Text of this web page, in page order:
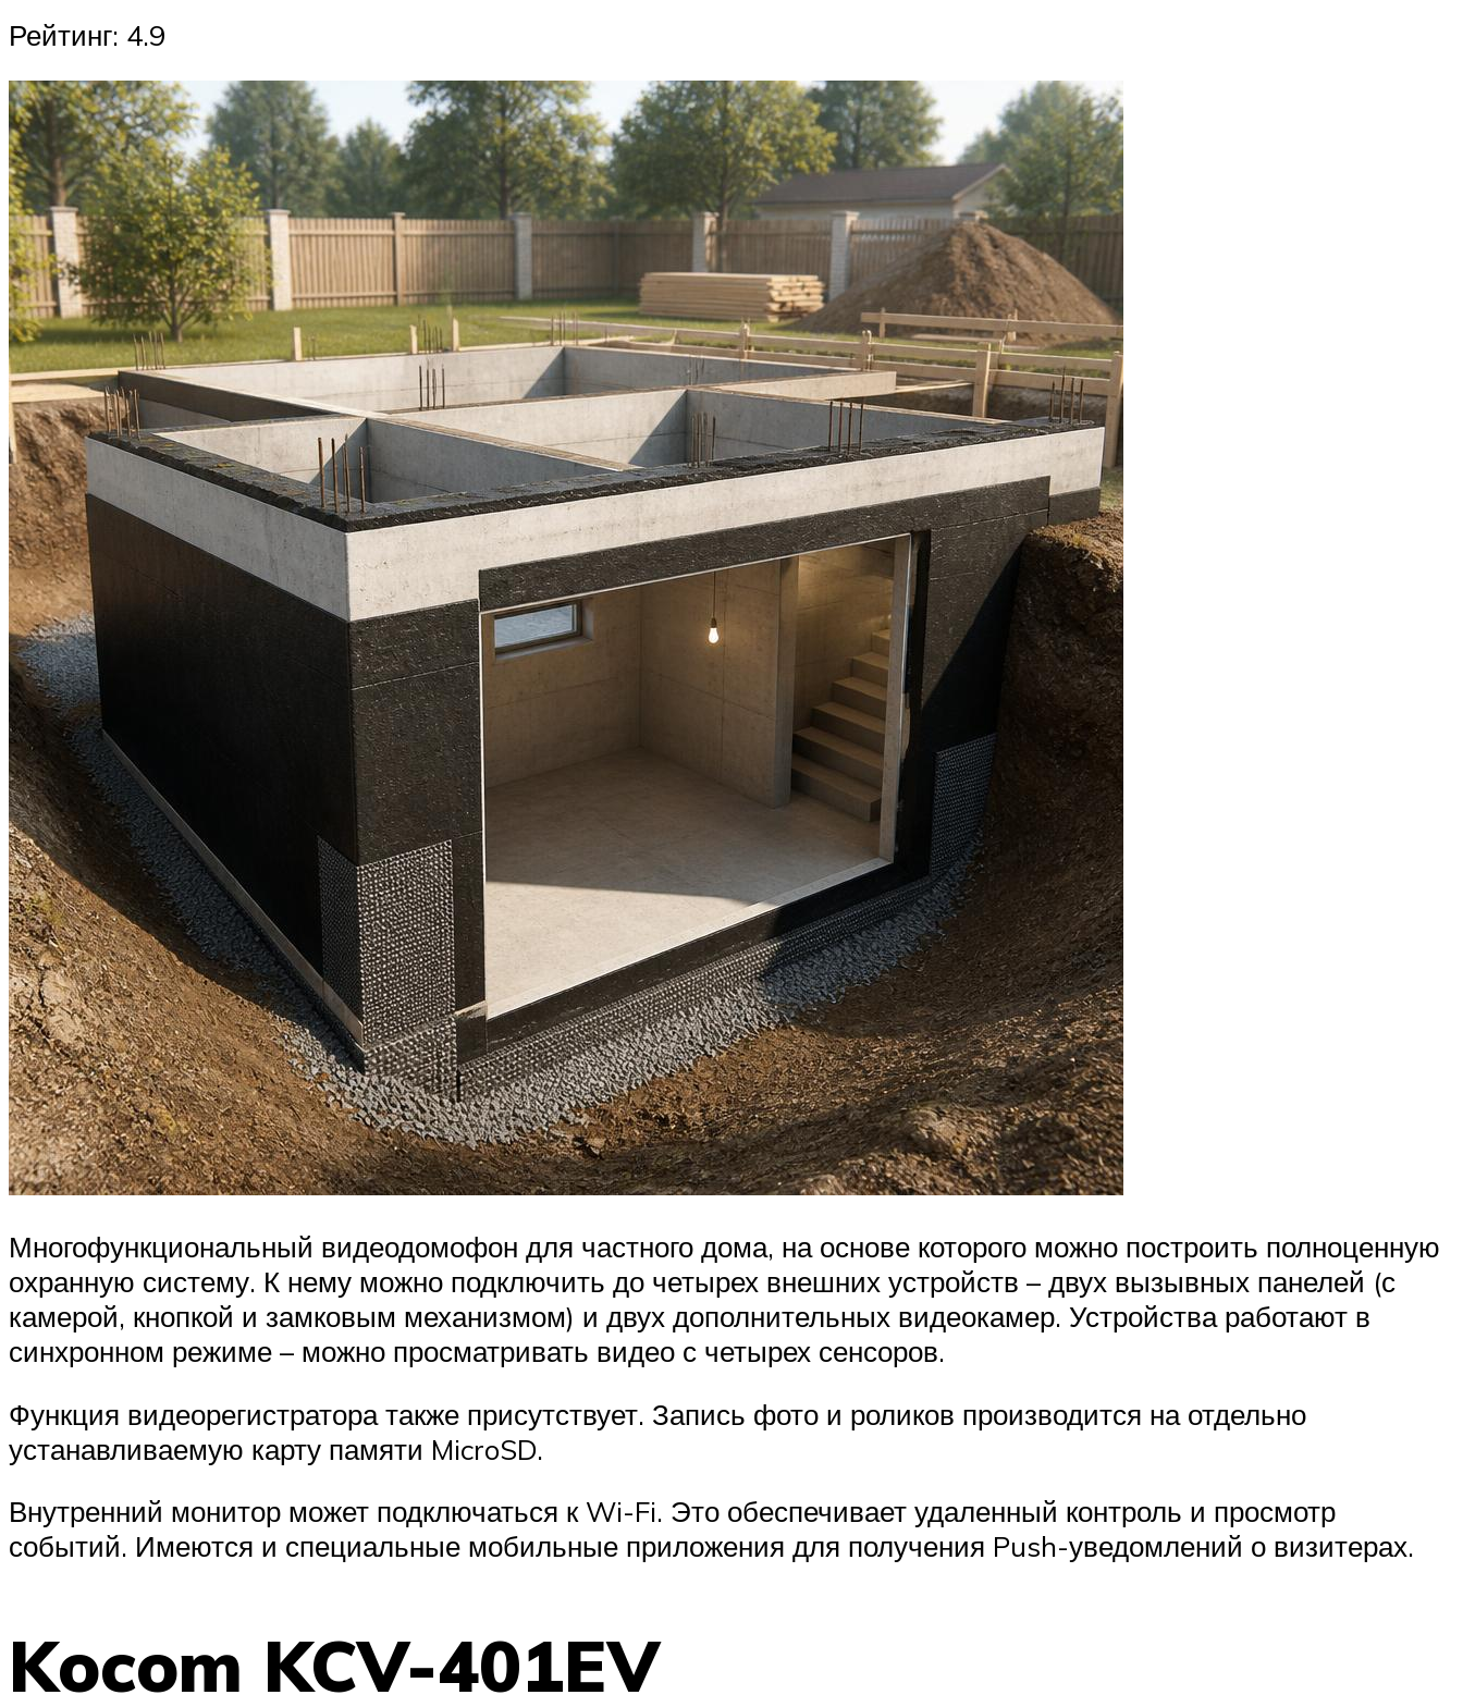
Рейтинг: 4.9
Многофункциональный видеодомофон для частного дома, на основе которого можно построить полноценную
охранную систему. К нему можно подключить до четырех внешних устройств – двух вызывных панелей (с
камерой, кнопкой и замковым механизмом) и двух дополнительных видеокамер. Устройства работают в
синхронном режиме – можно просматривать видео с четырех сенсоров.
Функция видеорегистратора также присутствует. Запись фото и роликов производится на отдельно
устанавливаемую карту памяти MicroSD.
Внутренний монитор может подключаться к Wi-Fi. Это обеспечивает удаленный контроль и просмотр
событий. Имеются и специальные мобильные приложения для получения Push-уведомлений о визитерах.
Kocom KCV-401EV